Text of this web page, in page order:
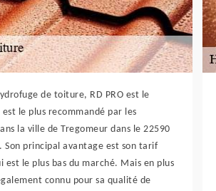
de toiture, RD PRO est le
le plus recommandé par les
la ville de Tregomeur dans le 22590
Son principal avantage est son tarif
est le plus bas du marché. Mais en plus
connu pour sa qualité de